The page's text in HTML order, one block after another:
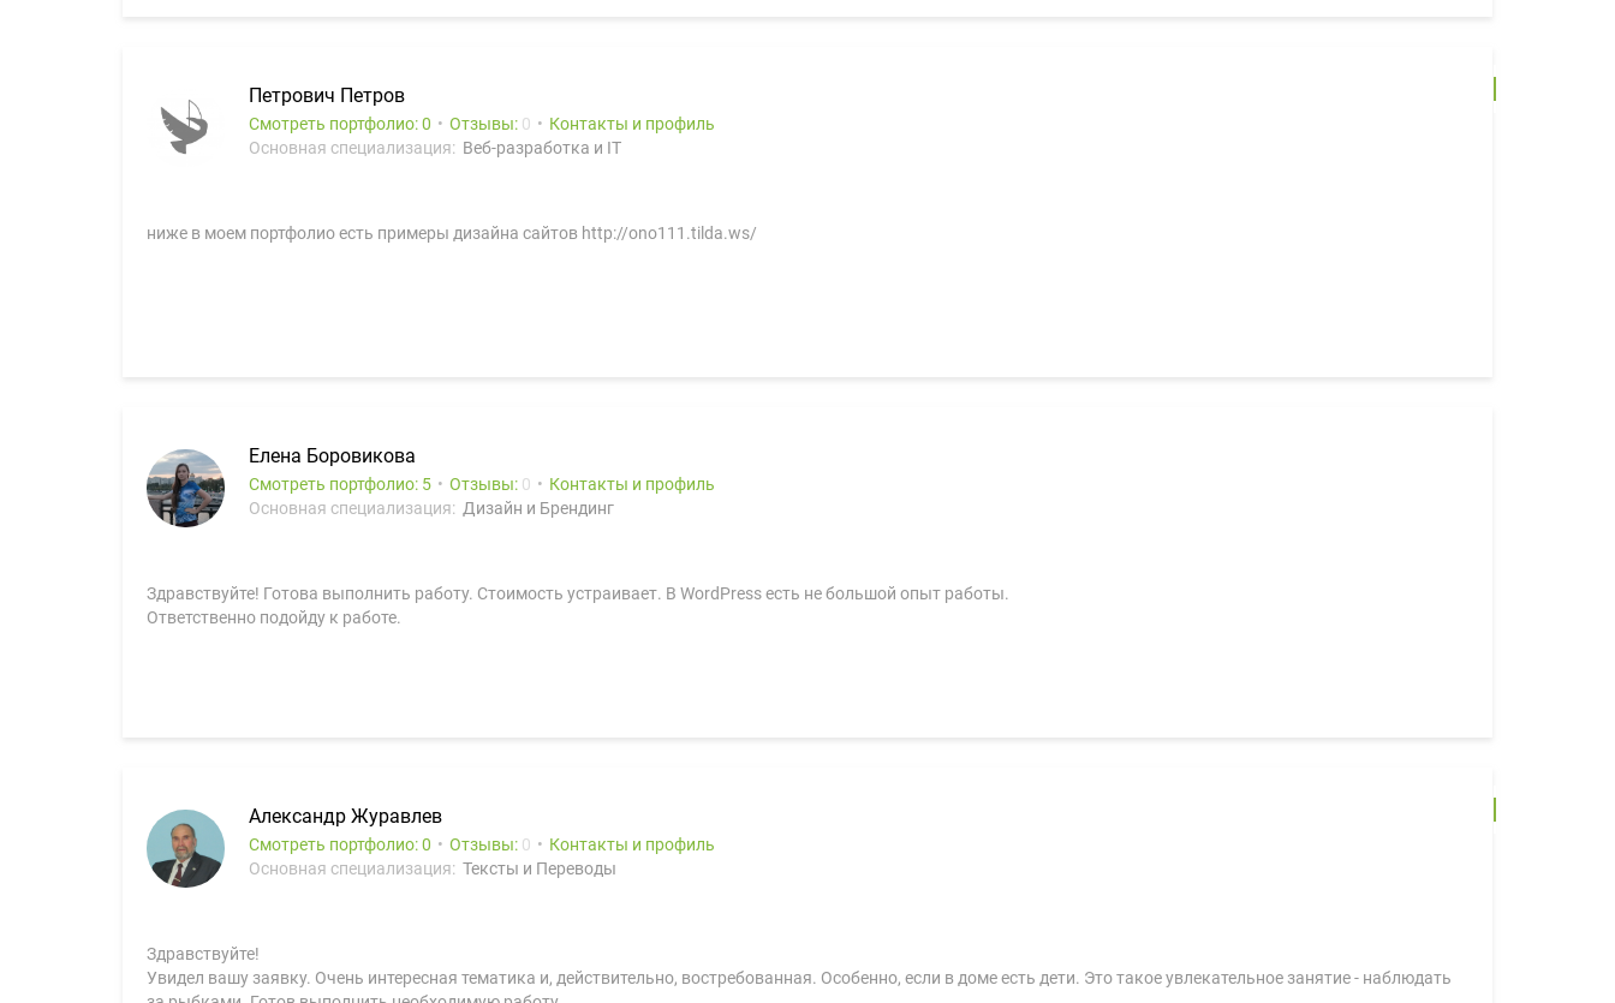
Петрович Петров
Смотреть портфолио: 0 Отзывы: 0
Контакты и профиль
Основная специализация: Веб-разработка и IT
ниже в моем портфолио есть примеры дизайна сайтов http://ono111.tilda.ws/
Елена Боровикова
Смотреть портфолио: 5 Отзывы: 0
Контакты и профиль
Основная специализация: Дизайн и Брендинг
Здравствуйте! Готова выполнить работу. Стоимость устраивает. В WordPress есть не большой опыт работы.
Ответственно подойду к работе.
Александр Журавлев
Смотреть портфолио: 0 Отзывы: 0
Контакты и профиль
Основная специализация: Тексты и Переводы
Здравствуйте!
Увидел вашу заявку. Очень интересная тематика и, действительно, востребованная. Особенно, если в доме есть дети. Это такое увлекательное занятие - наблюдать